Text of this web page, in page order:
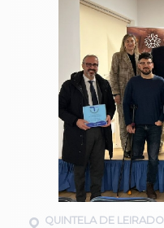
QUINTELA DE LEIRADO